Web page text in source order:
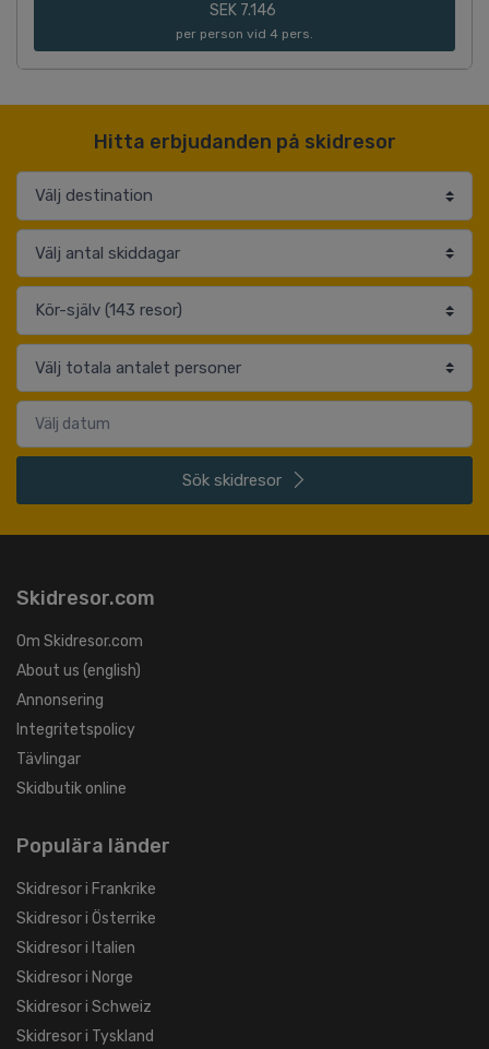
SEK 7.146
per person vid 4 pers.
Hitta erbjudanden på skidresor
Sök skidresor
Skidresor.com
Om Skidresor.com
About us (english)
Annonsering
Integritetspolicy
Tävlingar
Skidbutik online
Populära länder
Skidresor i Frankrike
Skidresor i Österrike
Skidresor i Italien
Skidresor i Norge
Skidresor i Schweiz
Skidresor i Tyskland